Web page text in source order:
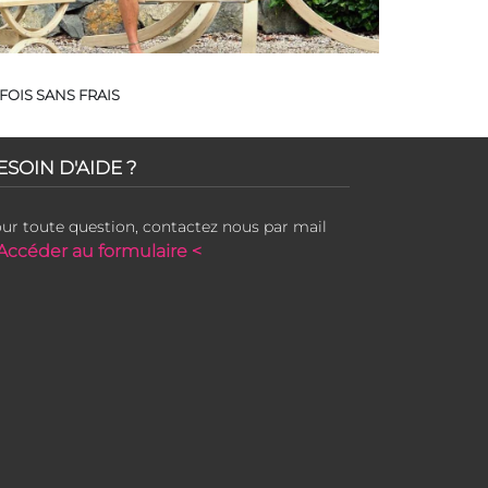
SANS FRAIS
D'AIDE ?
toute question, contactez nous par mail
au formulaire <